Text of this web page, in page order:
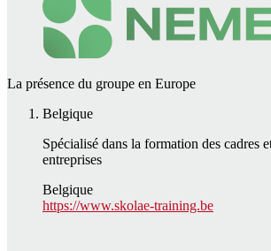
La présence du groupe en Europe
Belgique
Spécialisé dans la formation des cadres
entreprises
Belgique
https://www.skolae-training.be